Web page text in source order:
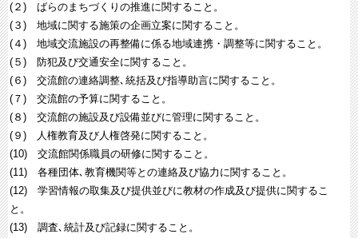
(２) ばらのまちづくりの推進に関すること。
(３) 地域に関する施策の企画立案に関すること。
(４) 地域交流施設の再整備に係る地域連携・調整等に関すること。
(５) 防犯及び交通安全に関すること。
(６) 交流館の連絡調整､統括及び指導助言に関すること。
(７) 交流館の予算に関すること。
(８) 交流館の施設及び設備並びに管理に関すること。
(９) 人権教育及び人権啓発に関すること。
(10) 交流館関係職員の研修に関すること。
(11) 各種団体､教育機関等との連絡及び協力に関すること。
(12) 学習情報の取集及び提供並びに教材の作成及び提供に関するこ
と。
(13) 調査､統計及び記録に関すること。